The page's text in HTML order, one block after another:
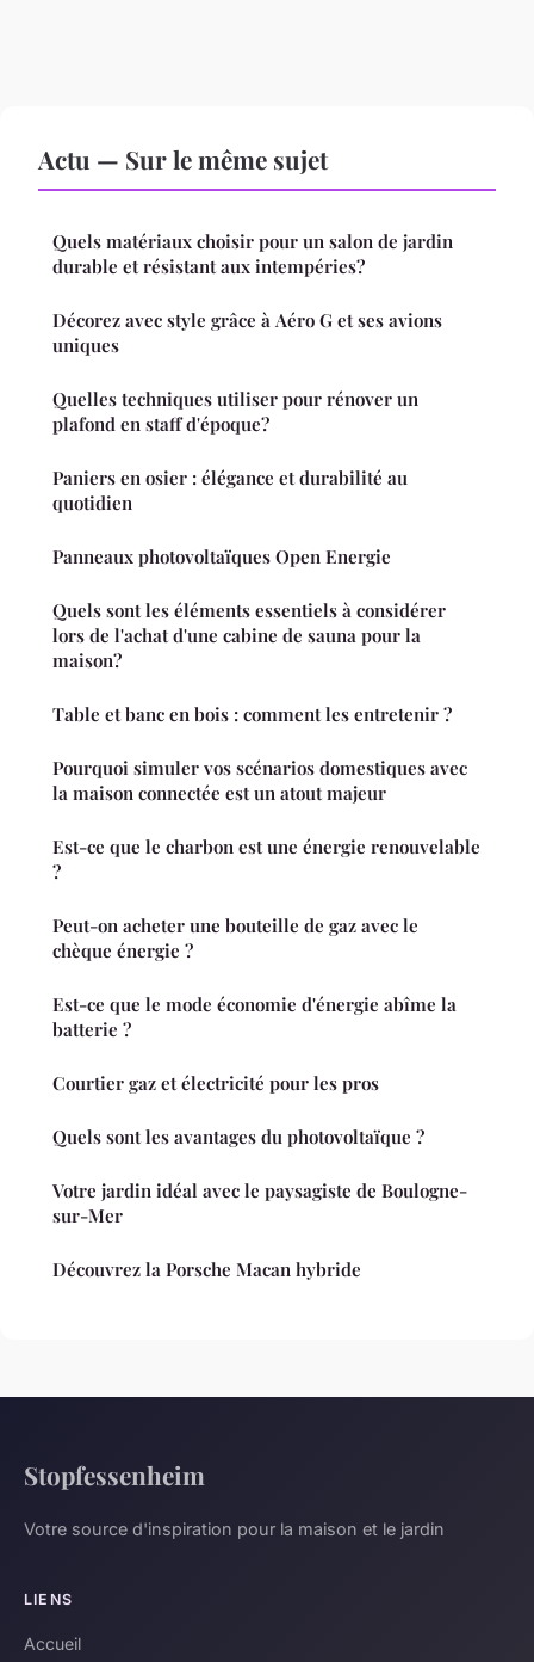
Actu — Sur le même sujet
Quels matériaux choisir pour un salon de jardin
durable et résistant aux intempéries?
Décorez avec style grâce à Aéro G et ses avions
uniques
Quelles techniques utiliser pour rénover un
plafond en staff d'époque?
Paniers en osier : élégance et durabilité au
quotidien
Panneaux photovoltaïques Open Energie
Quels sont les éléments essentiels à considérer
lors de l'achat d'une cabine de sauna pour la
maison?
Table et banc en bois : comment les entretenir ?
Pourquoi simuler vos scénarios domestiques avec
la maison connectée est un atout majeur
Est-ce que le charbon est une énergie renouvelable
?
Peut-on acheter une bouteille de gaz avec le
chèque énergie ?
Est-ce que le mode économie d'énergie abîme la
batterie ?
Courtier gaz et électricité pour les pros
Quels sont les avantages du photovoltaïque ?
Votre jardin idéal avec le paysagiste de Boulogne-
sur-Mer
Découvrez la Porsche Macan hybride
Stopfessenheim
Votre source d'inspiration pour la maison et le jardin
LIENS
Accueil